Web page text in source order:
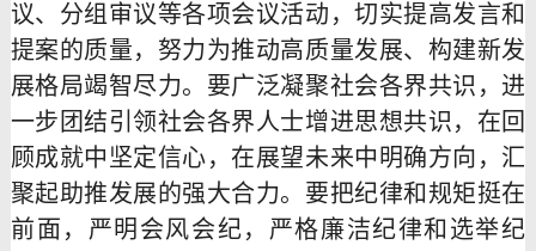
议、分组审议等各项会议活动，切实提高发言和
提案的质量，努力为推动高质量发展、构建新发
展格局竭智尽力。要广泛凝聚社会各界共识，进
一步团结引领社会各界人士增进思想共识，在回
顾成就中坚定信心，在展望未来中明确方向，汇
聚起助推发展的强大合力。要把纪律和规矩挺在
前面，严明会风会纪，严格廉洁纪律和选举纪